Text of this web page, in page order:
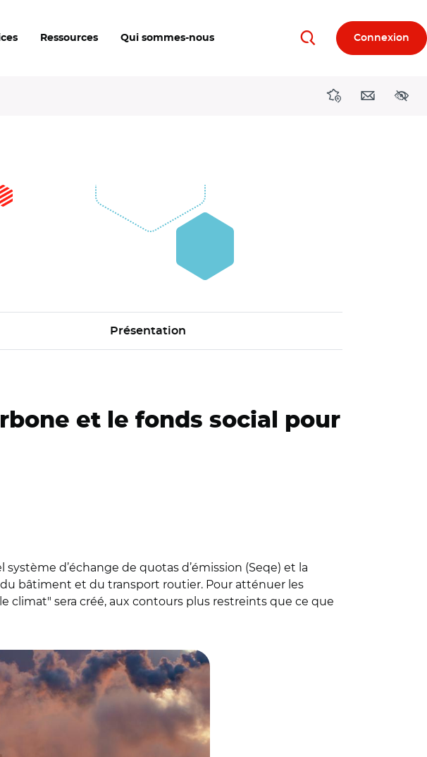
Ressources Qui sommes-nous RechercherConnexion
DirectionsContact
Présentation
et le fonds social pour
d’échange de quotas d’émission (Seqe) et la
bâtiment et du transport routier. Pour atténuer les
climat" sera créé, aux contours plus restreints que ce que